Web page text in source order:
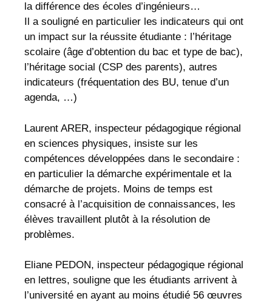
la différence des écoles d’ingénieurs…
Il a souligné en particulier les indicateurs qui ont
un impact sur la réussite étudiante : l’héritage
scolaire (âge d’obtention du bac et type de bac),
l’héritage social (CSP des parents), autres
indicateurs (fréquentation des BU, tenue d’un
agenda, …)
Laurent ARER, inspecteur pédagogique régional
en sciences physiques, insiste sur les
compétences développées dans le secondaire :
en particulier la démarche expérimentale et la
démarche de projets. Moins de temps est
consacré à l’acquisition de connaissances, les
élèves travaillent plutôt à la résolution de
problèmes.
Eliane PEDON, inspecteur pédagogique régional
en lettres, souligne que les étudiants arrivent à
l’université en ayant au moins étudié 56 œuvres